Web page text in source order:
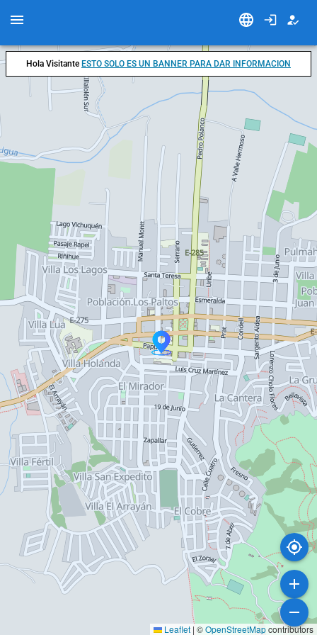
Leaflet | ©OpenStreetMapcontributors
Hola Visitante ESTO SOLO ES UN BANNER PARA DAR INFORMACION